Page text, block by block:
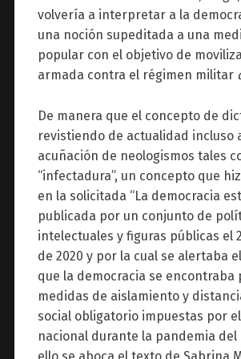
volvería a interpretar a la
una noción supeditada a una
popular con el objetivo de
armada contra el régimen militar
De manera que el concepto de
revistiendo de actualidad incluso
acuñación de neologismos tales
“infectadura”, un concepto que
en la solicitada “La democracia
publicada por un conjunto de
intelectuales y figuras públicas el
de 2020 y por la cual se alertaba
que la democracia se encontraba
medidas de aislamiento y
social obligatorio impuestas por
nacional durante la pandemia del